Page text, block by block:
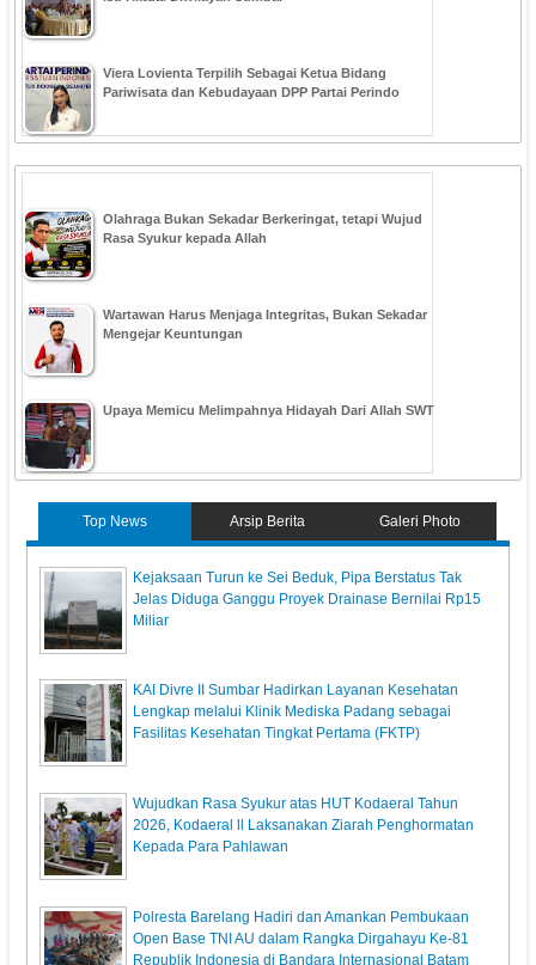
Viera Lovienta Terpilih Sebagai Ketua Bidang
Pariwisata dan Kebudayaan DPP Partai Perindo
Olahraga Bukan Sekadar Berkeringat, tetapi Wujud
Rasa Syukur kepada Allah
Wartawan Harus Menjaga Integritas, Bukan Sekadar
Mengejar Keuntungan
Upaya Memicu Melimpahnya Hidayah Dari Allah SWT
Top News Arsip Berita Galeri Photo
Kejaksaan Turun ke Sei Beduk, Pipa Berstatus Tak
Jelas Diduga Ganggu Proyek Drainase Bernilai Rp15
Miliar
KAI Divre II Sumbar Hadirkan Layanan Kesehatan
Lengkap melalui Klinik Mediska Padang sebagai
Fasilitas Kesehatan Tingkat Pertama (FKTP)
Wujudkan Rasa Syukur atas HUT Kodaeral Tahun
2026, Kodaeral ll Laksanakan Ziarah Penghormatan
Kepada Para Pahlawan
Polresta Barelang Hadiri dan Amankan Pembukaan
Open Base TNI AU dalam Rangka Dirgahayu Ke-81
Republik Indonesia di Bandara Internasional Batam